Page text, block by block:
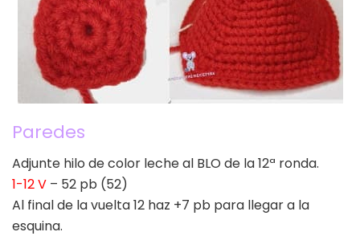
Paredes
Adjunte hilo de color leche al BLO de la 12ª ronda.
1-12 V – 52 pb (52)
Al final de la vuelta 12 haz +7 pb para llegar a la
esquina.